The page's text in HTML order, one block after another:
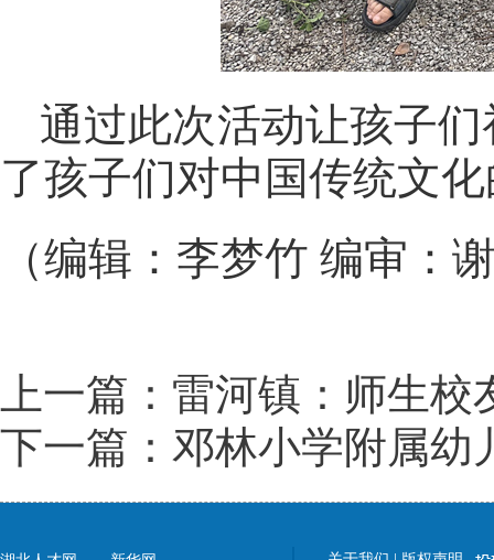
通过此次活动让孩子
了孩子们对中国传统文
（编辑：李梦竹 编审：
上一篇：雷河镇：师生
下一篇：邓林小学附属幼